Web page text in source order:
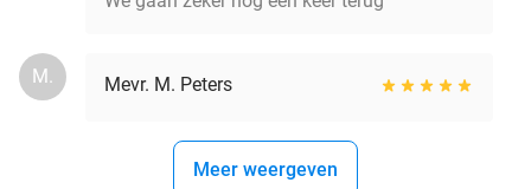
M. Mevr. M. Peters
Meer weergeven